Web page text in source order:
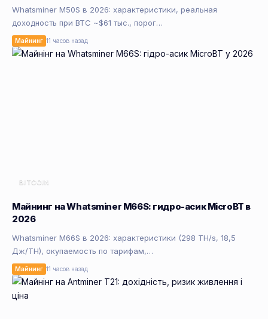
Whatsminer M50S в 2026: характеристики, реальная
доходность при BTC ~$61 тыс., порог…
Майнинг 11 часов назад
BITCOIN
Майнинг на Whatsminer M66S: гидро-асик MicroBT в
2026
Whatsminer M66S в 2026: характеристики (298 TH/s, 18,5
Дж/TH), окупаемость по тарифам,…
Майнинг 11 часов назад